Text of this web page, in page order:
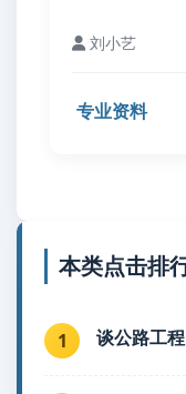
刘小艺
专业资料
本类点击排
1 谈公路工